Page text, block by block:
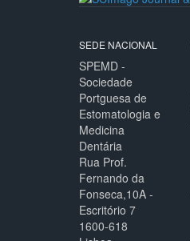
SEDE NACIONAL
SPEMD -
Sociedade
Portguesa de
Estomatologia e
Medicina
Dentária
Rua Prof.
Fernando da
Fonseca,10A -
Escritório 7
1600-618